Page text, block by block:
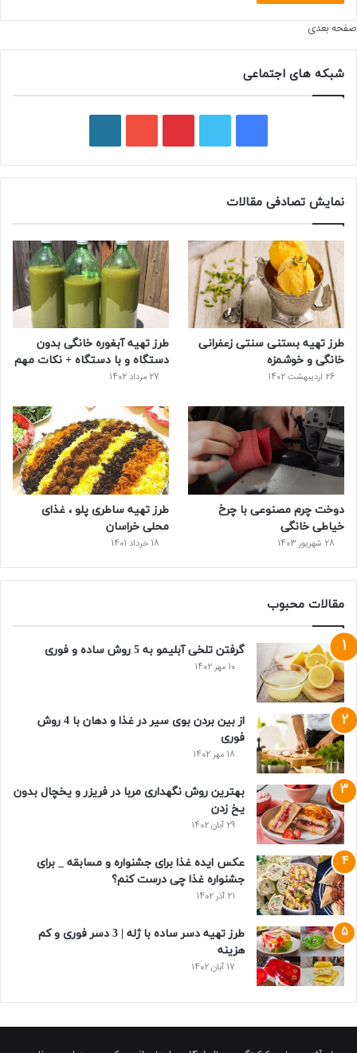
صفحه بعدی
شبکه های اجتماعی
ی
س
ب
و
ک
و
ی
ت
ر
ی
ت
ر
ی
س
ت
و
ی
و
ر
پ
ر
س
نمایش تصادفی مقالات
طرز تهیه بستنی سنتی زعفرانی
خانگی و خوشمزه
26 اردیبهشت 1402
طرز تهیه آبغوره خانگی بدون
دستگاه و با دستگاه + نکات مهم
27 مرداد 1402
دوخت چرم مصنوعی با چرخ
خیاطی خانگی
28 شهریور 1403
طرز تهیه ساطری پلو ، غذای
محلی خراسان
18 خرداد 1401
مقالات محبوب
گرفتن تلخی آبلیمو به 5 روش ساده و فوری
10 مهر 1402
از بین بردن بوی سیر در غذا و دهان با 4 روش
فوری
18 مهر 1402
بهترین روش نگهداری مربا در فریزر و یخچال بدون
یخ زدن
29 آبان 1402
عکس ایده غذا برای جشنواره و مسابقه _ برای
جشنواره غذا چی درست کنم؟
21 آذر 1402
طرز تهیه دسر ساده با ژله | 3 دسر فوری و کم
هزینه
17 آبان 1402